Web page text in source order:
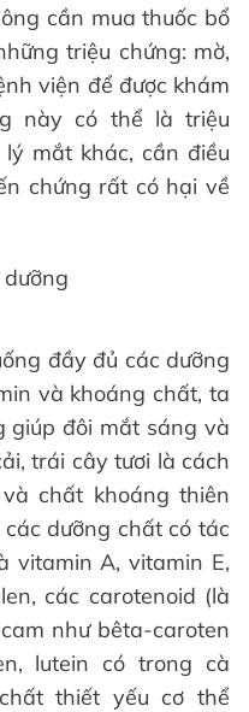
cần mua thuốc bổ
triệu chứng: mờ,
viện để được khám
này có thể là triệu
mắt khác, cần điều
chứng rất có hại về
đầy đủ các dưỡng
và khoáng chất, ta
giúp đôi mắt sáng và
trái cây tươi là cách
chất khoáng thiên
dưỡng chất có tác
vitamin A, vitamin E,
các carotenoid (là
như bêta-caroten
lutein có trong cà
thiết yếu cơ thể